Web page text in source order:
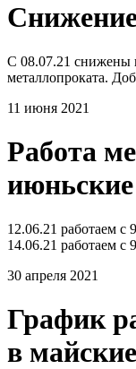
С 08.07.21 снижены
металлопроката.
11 июня 2021
Работа
12.06.21 работаем с
14.06.21 работаем с
30 апреля 2021
График
в